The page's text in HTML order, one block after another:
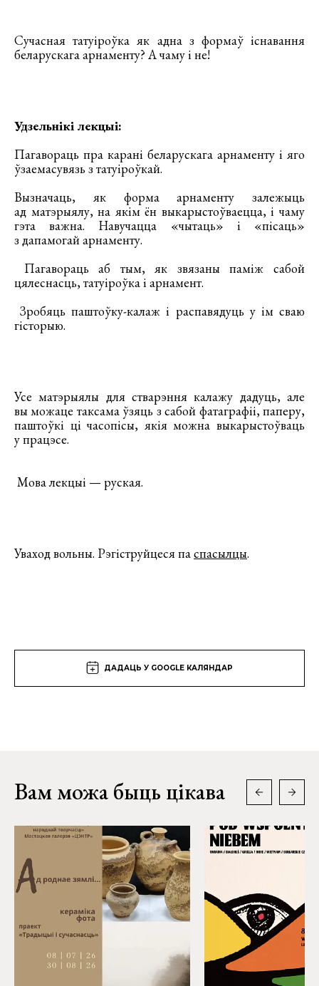
Сучасная татуіроўка як адна з формаў існавання
беларускага арнаменту? А чаму і не!
Удзельнікі лекцыі:
Пагавораць пра карані беларускага арнаменту і яго
ўзаемасувязь з татуіроўкай.
Вызначаць, як форма арнаменту залежыць
ад матэрыялу, на якім ён выкарыстоўваецца, і чаму
гэта важна. Навучацца «чытаць» і «пісаць»
з дапамогай арнаменту.
Пагавораць аб тым, як звязаны паміж сабой
цялеснасць, татуіроўка і арнамент.
Зробяць паштоўку-калаж і распавядуць у ім сваю
гісторыю.
Усе матэрыялы для стварэння калажу дадуць, але
вы можаце таксама ўзяць з сабой фатаграфіі, паперу,
паштоўкі ці часопісы, якія можна выкарыстоўваць
у працэсе.
Мова лекцыі — руская.
Уваход вольны. Рэгіструйцеся паспасылцы.
ДАДАЦЬ У GOOGLE КАЛЯНДАР
Вам можа быць цікава